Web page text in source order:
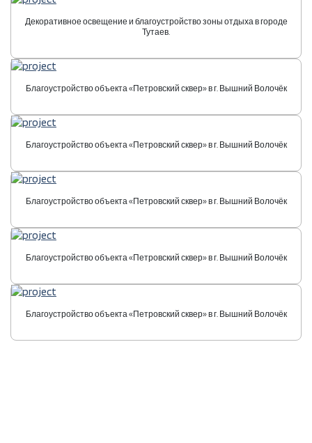
Декоративное освещение и благоустройство зоны отдыха в городе
Тутаев.
Благоустройство объекта «Петровский сквер» в г. Вышний Волочёк
Благоустройство объекта «Петровский сквер» в г. Вышний Волочёк
Благоустройство объекта «Петровский сквер» в г. Вышний Волочёк
Благоустройство объекта «Петровский сквер» в г. Вышний Волочёк
Благоустройство объекта «Петровский сквер» в г. Вышний Волочёк